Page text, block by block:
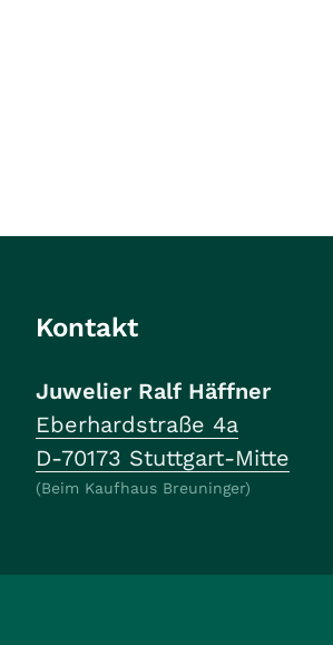
Kontakt
Juwelier Ralf Häffner
Eberhardstraße 4a
D-70173 Stuttgart-Mitte
(Beim Kaufhaus Breuninger)